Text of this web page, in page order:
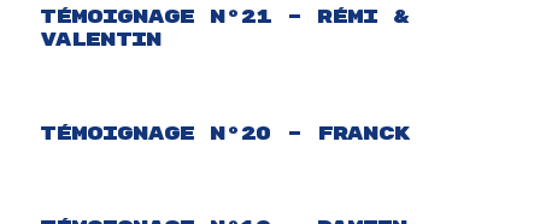
Témoignage N°21 – Rémi &
Valentin
Témoignage N°20 – Franck